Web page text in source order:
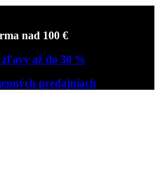
nad 100 €
až do 30 %
predajniach